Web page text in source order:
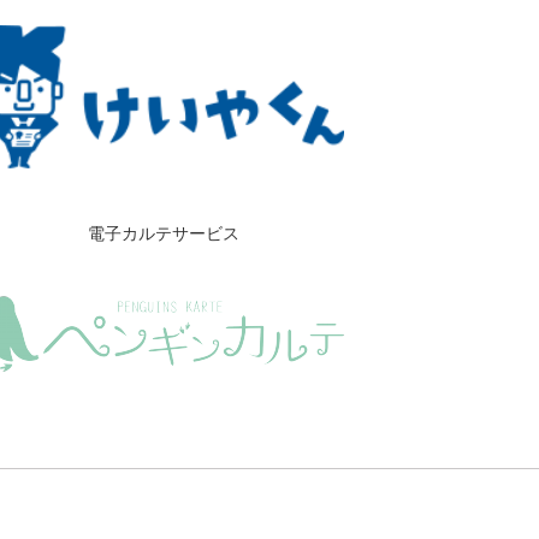
電子カルテサービス